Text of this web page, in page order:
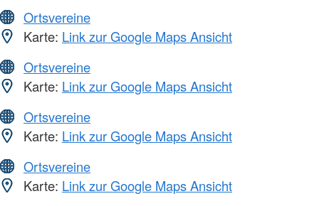
Ortsvereine
Karte: Link zur Google Maps Ansicht
Ortsvereine
Karte: Link zur Google Maps Ansicht
Ortsvereine
Karte: Link zur Google Maps Ansicht
Ortsvereine
Karte: Link zur Google Maps Ansicht